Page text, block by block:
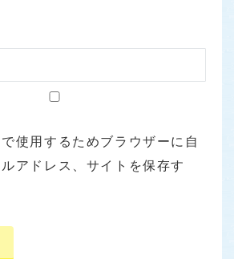
使用するためブラウザーに自
アドレス、サイトを保存す